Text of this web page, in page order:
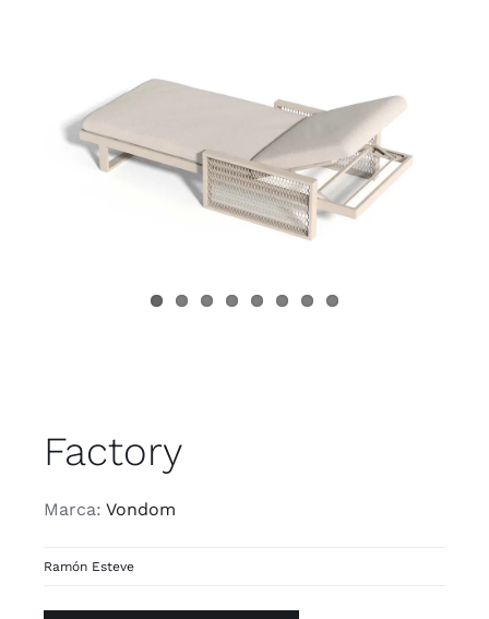
Accesorios
Marcas
Tiendas
Factory
Marca: Vondom
Ramón Esteve